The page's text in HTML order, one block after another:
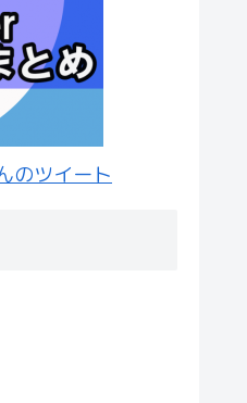
のツイート